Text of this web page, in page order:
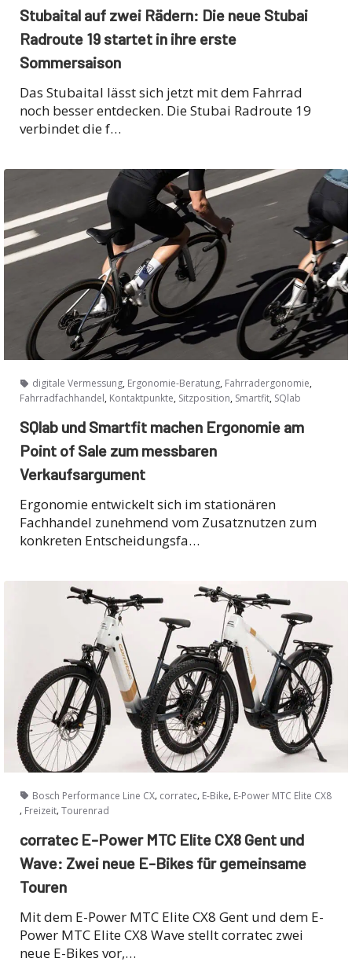
Stubaital auf zwei Rädern: Die neue Stubai
Radroute 19 startet in ihre erste
Sommersaison
Das Stubaital lässt sich jetzt mit dem Fahrrad
noch besser entdecken. Die Stubai Radroute 19
verbindet die f…
digitale Vermessung, Ergonomie-Beratung, Fahrradergonomie,
Fahrradfachhandel, Kontaktpunkte, Sitzposition, Smartfit, SQlab
SQlab und Smartfit machen Ergonomie am
Point of Sale zum messbaren
Verkaufsargument
Ergonomie entwickelt sich im stationären
Fachhandel zunehmend vom Zusatznutzen zum
konkreten Entscheidungsfa…
Bosch Performance Line CX, corratec, E-Bike, E-Power MTC Elite CX8
, Freizeit, Tourenrad
corratec E-Power MTC Elite CX8 Gent und
Wave: Zwei neue E-Bikes für gemeinsame
Touren
Mit dem E-Power MTC Elite CX8 Gent und dem E-
Power MTC Elite CX8 Wave stellt corratec zwei
neue E-Bikes vor,…